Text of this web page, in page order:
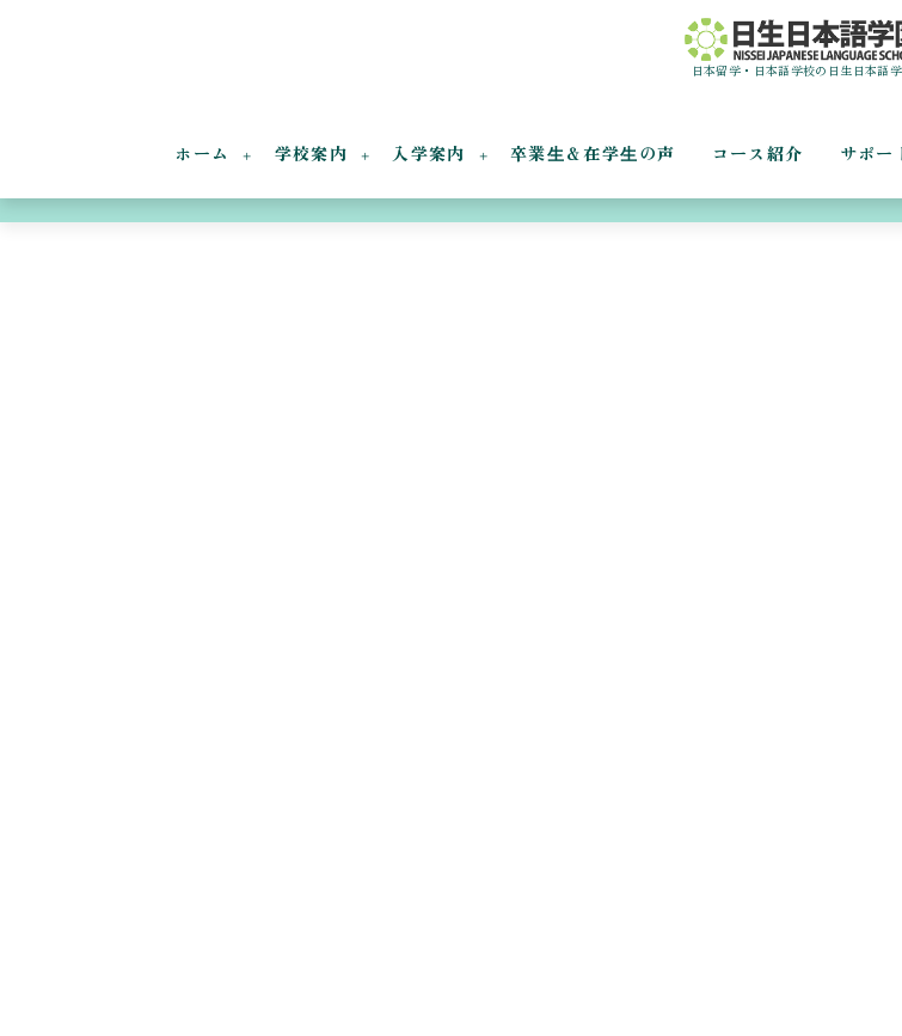
日本留学・日本語学校の日生日本語
ホーム 学校案内 入学案内 卒業⽣＆在学⽣の声 コース紹介 サポー